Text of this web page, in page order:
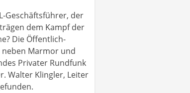
Geschäftsführer, der
dem Kampf der
Die Öffentlich-
neben Marmor und
Privater Rundfunk
Walter Klingler, Leiter